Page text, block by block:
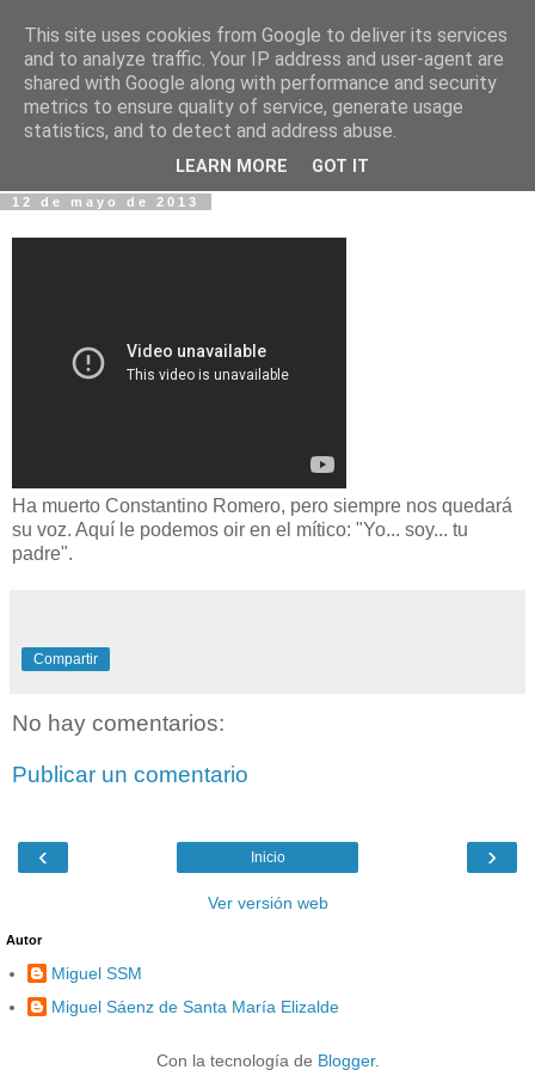
Fotos y Cosas
Miguel Sáenz de Santa María Elizalde
"Un blog es como un diario, pero sin candado".
12 de mayo de 2013
Ha muerto Constantino Romero, pero siempre nos quedará
su voz. Aquí le podemos oir en el mítico: "Yo... soy... tu
padre".
Compartir
No hay comentarios:
Publicar un comentario
‹ ›
Inicio
Ver versión web
Autor
Miguel SSM
Miguel Sáenz de Santa María Elizalde
Con la tecnología de Blogger.
This site uses cookies from Google to deliver its services
and to analyze traffic. Your IP address and user-agent are
shared with Google along with performance and security
metrics to ensure quality of service, generate usage
statistics, and to detect and address abuse.
LEARN MORE GOT IT